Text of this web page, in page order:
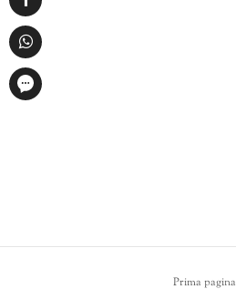
Prima pagina